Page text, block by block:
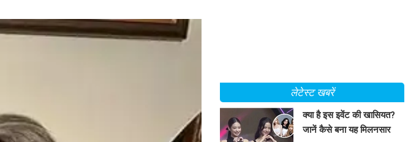
लेटेस्ट खबरें
क्या है इस इवेंट की खासियत?
जानें कैसे बना यह मिलनसार